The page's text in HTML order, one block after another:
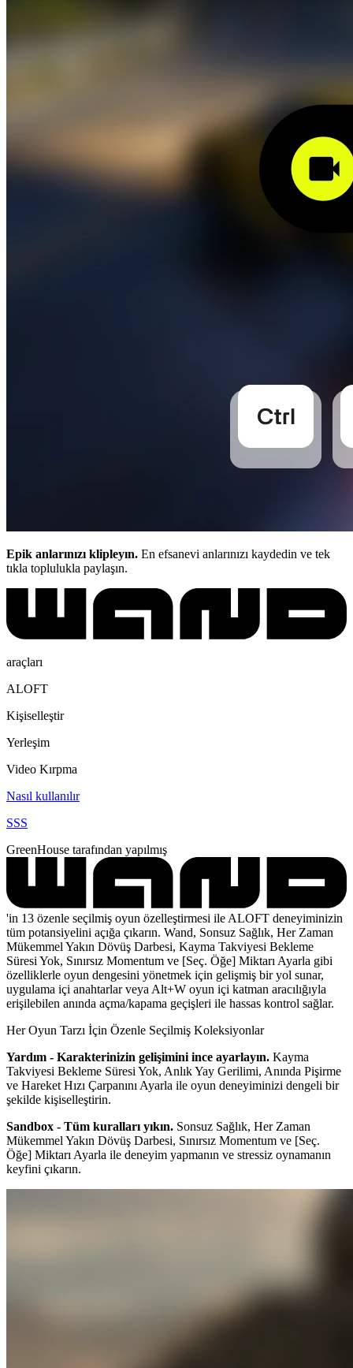
Epik anlarınızı klipleyın. En efsanevi anlarınızı kaydedin ve tek
tıkla toplulukla paylaşın.
araçları
ALOFT
Kişiselleştir
Yerleşim
Video Kırpma
Nasıl kullanılır
SSS
GreenHouse tarafından yapılmış
'in 13 özenle seçilmiş oyun özelleştirmesi ile ALOFT deneyiminizin
tüm potansiyelini açığa çıkarın. Wand, Sonsuz Sağlık, Her Zaman
Mükemmel Yakın Dövüş Darbesi, Kayma Takviyesi Bekleme
Süresi Yok, Sınırsız Momentum ve [Seç. Öğe] Miktarı Ayarla gibi
özelliklerle oyun dengesini yönetmek için gelişmiş bir yol sunar,
uygulama içi anahtarlar veya Alt+W oyun içi katman aracılığıyla
erişilebilen anında açma/kapama geçişleri ile hassas kontrol sağlar.
Her Oyun Tarzı İçin Özenle Seçilmiş Koleksiyonlar
Yardım - Karakterinizin gelişimini ince ayarlayın. Kayma
Takviyesi Bekleme Süresi Yok, Anlık Yay Gerilimi, Anında Pişirme
ve Hareket Hızı Çarpanını Ayarla ile oyun deneyiminizi dengeli bir
şekilde kişiselleştirin.
Sandbox - Tüm kuralları yıkın. Sonsuz Sağlık, Her Zaman
Mükemmel Yakın Dövüş Darbesi, Sınırsız Momentum ve [Seç.
Öğe] Miktarı Ayarla ile deneyim yapmanın ve stressiz oynamanın
keyfini çıkarın.